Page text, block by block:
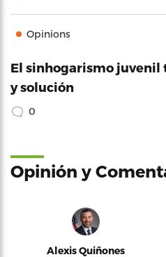
Opinions
El sinhogarismo juvenil
y solución
0
Opinión y
Alexis Quiñones